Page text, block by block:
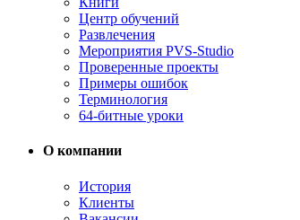
Центр обучений
Развлечения
Мероприятия PVS-Studio
Проверенные проекты
Примеры ошибок
Терминология
64-битные уроки
О компании
История
Клиенты